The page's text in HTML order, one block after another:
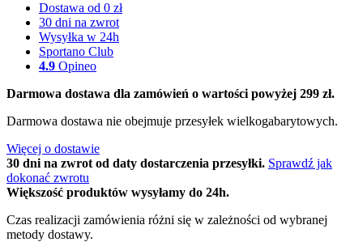
Dostawa od 0 zł
30 dni na zwrot
Wysyłka w 24h
Sportano Club
4.9 Opineo
Darmowa dostawa dla zamówień o wartości powyżej 299 zł.
Darmowa dostawa nie obejmuje przesyłek wielkogabarytowych.
Więcej o dostawie
30 dni na zwrot od daty dostarczenia przesyłki. Sprawdź jak
dokonać zwrotu
Większość produktów wysyłamy do 24h.
Czas realizacji zamówienia różni się w zależności od wybranej
metody dostawy.